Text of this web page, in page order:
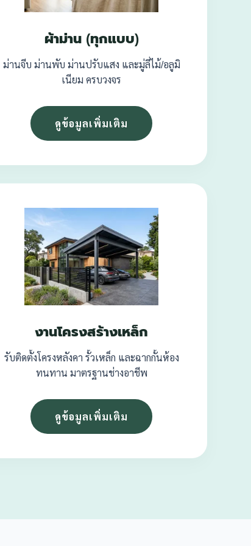
ผ้าม่าน (ทุกแบบ)
ม่านจีบ ม่านพับ ม่านปรับแสง และมู่ลี่ไม้/อลูมิ
เนียม ครบวงจร
ดูข้อมูลเพิ่มเติม
งานโครงสร้างเหล็ก
รับติดตั้งโครงหลังคา รั้วเหล็ก และฉากกั้นห้อง
ทนทาน มาตรฐานช่างอาชีพ
ดูข้อมูลเพิ่มเติม